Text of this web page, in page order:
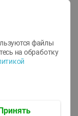
ТВЕРДЫЙ
файлы
на обработку